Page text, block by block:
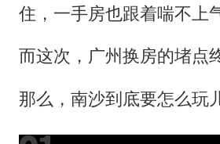
曹颖儿子首
住，一手房也跟着喘不上气
而这次，广州换房的堵点
那么，南沙到底要怎么玩